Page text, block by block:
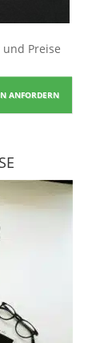
Preise
ANFORDERN